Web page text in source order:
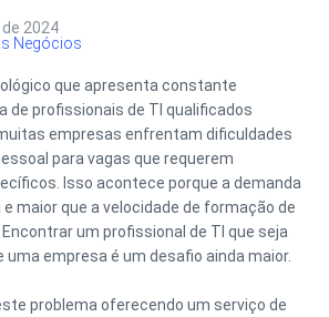
2024
Negócios
que apresenta constante
de profissionais de TI qualificados
empresas enfrentam dificuldades
para vagas que requerem
Isso acontece porque a demanda
maior que a velocidade de formação de
um profissional de TI que seja
uma empresa é um desafio ainda maior.
problema oferecendo um serviço de